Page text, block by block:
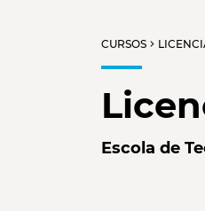
CURSOS chevron_right
Escola de